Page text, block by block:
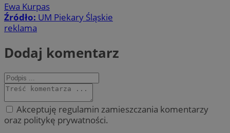
Ewa Kurpas
Źródło: UM Piekary Śląskie
reklama
Dodaj komentarz
Akceptuję regulamin zamieszczania komentarzy
oraz politykę prywatności.